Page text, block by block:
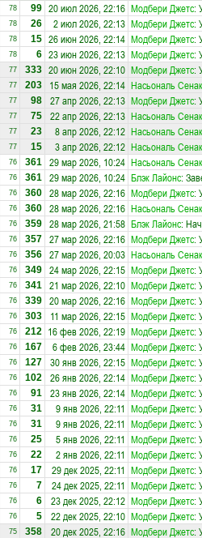
78 99 20 июл 2026, 22:16 Модбери Джетс:
78 26 2 июл 2026, 22:13 Модбери Джетс:
78 15 26 июн 2026, 22:14 Модбери Джетс:
78 6 23 июн 2026, 22:13 Модбери Джетс:
77 333 20 июн 2026, 22:10 Модбери Джетс:
77 203 15 мая 2026, 22:14 Насьональ Сенак
77 98 27 апр 2026, 22:13 Модбери Джетс:
77 75 22 апр 2026, 22:13 Насьональ Сенак
77 23 8 апр 2026, 22:12 Насьональ Сенак
77 15 3 апр 2026, 22:12 Насьональ Сенак
76 361 29 мар 2026, 10:24 Насьональ Сенак
76 361 29 мар 2026, 10:24 Блэк Лайонс:
76 360 28 мар 2026, 22:16 Модбери Джетс:
76 360 28 мар 2026, 22:16 Насьональ Сенак
76 359 28 мар 2026, 21:58 Блэк Лайонс:
76 357 27 мар 2026, 22:16 Модбери Джетс:
76 356 27 мар 2026, 20:03 Насьональ Сенак
76 349 24 мар 2026, 22:15 Модбери Джетс:
76 341 21 мар 2026, 22:10 Модбери Джетс:
76 339 20 мар 2026, 22:16 Модбери Джетс:
76 303 11 мар 2026, 22:15 Модбери Джетс:
76 212 16 фев 2026, 22:19 Модбери Джетс:
76 167 6 фев 2026, 23:44 Модбери Джетс:
76 127 30 янв 2026, 22:15 Модбери Джетс:
76 102 26 янв 2026, 22:14 Модбери Джетс:
76 91 23 янв 2026, 22:14 Модбери Джетс:
76 31 9 янв 2026, 22:11 Модбери Джетс:
76 31 9 янв 2026, 22:11 Модбери Джетс:
76 25 5 янв 2026, 22:11 Модбери Джетс:
76 22 2 янв 2026, 22:11 Модбери Джетс:
76 17 29 дек 2025, 22:11 Модбери Джетс:
76 7 24 дек 2025, 22:11 Модбери Джетс:
76 6 23 дек 2025, 22:12 Модбери Джетс:
76 5 22 дек 2025, 22:10 Модбери Джетс:
75 358 20 дек 2025, 22:16 Модбери Джетс: